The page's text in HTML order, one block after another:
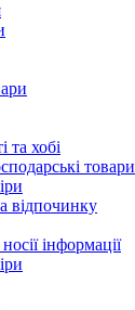
та хобі
товари
відпочинку
інформації